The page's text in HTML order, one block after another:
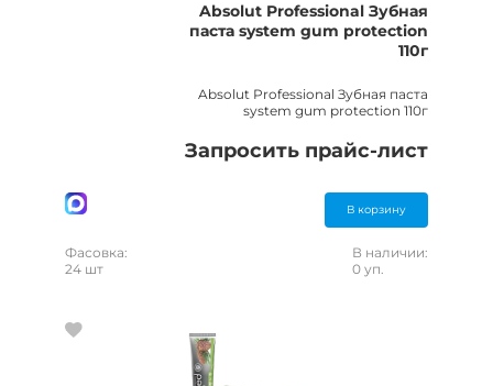
Absolut Professional Зубная
паста system gum protection
110г
Absolut Professional Зубная паста
system gum protection 110г
Запросить прайс-лист
В корзину
Фасовка:
24 шт
В наличии:
0 уп.